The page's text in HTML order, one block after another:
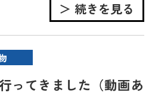
＞ 続きを見る
ってきました（動画あ